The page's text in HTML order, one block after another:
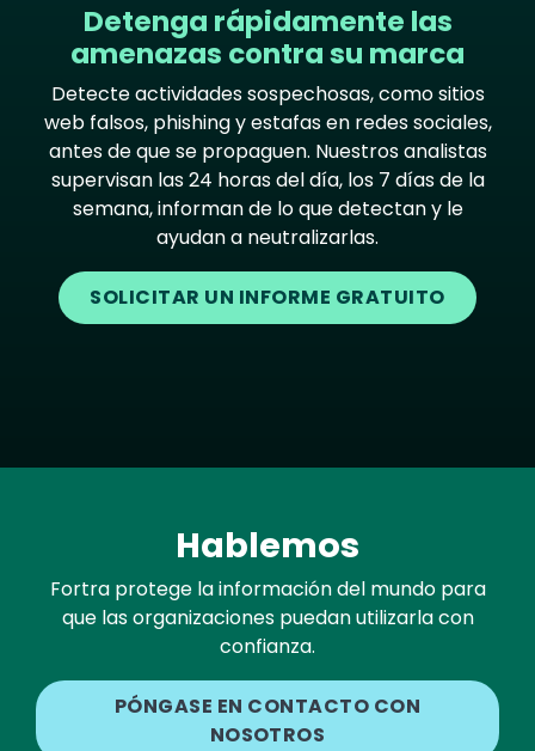
Detenga rápidamente las
amenazas contra su marca
Detecte actividades sospechosas, como sitios
web falsos, phishing y estafas en redes sociales,
antes de que se propaguen. Nuestros analistas
supervisan las 24 horas del día, los 7 días de la
semana, informan de lo que detectan y le
ayudan a neutralizarlas.
SOLICITAR UN INFORME GRATUITO
Hablemos
Fortra protege la información del mundo para
que las organizaciones puedan utilizarla con
confianza.
PÓNGASE EN CONTACTO CON
NOSOTROS